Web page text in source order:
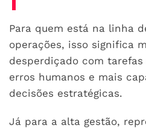
Para quem está na linha
operações, isso significa
desperdiçado com
erros humanos e mais
decisões estratégicas.
Já para a alta gestão,